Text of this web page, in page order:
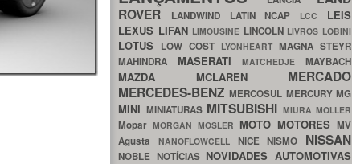
ROVER
LANDWIND LATIN NCAP LCC LEIS
LEXUS LIFAN LIMOUSINE LINCOLN LIVROS LOBINI
LOTUS LOW COST LYONHEART MAGNA STEYR
MAHINDRA MASERATIMATCHEDJEMAYBACH
MAZDA MCLAREN MERCADO
MERCEDES-BENZMERCOSUL MERCURYMG
MINI MINIATURAS MITSUBISHI MIURA MOLLER
Mopar MORGAN MOSLER MOTO MOTORES MV
Agusta NANOFLOWCELL NICENISMO NISSAN
NOBLE NOTÍCIAS NOVIDADES AUTOMOTIVAS